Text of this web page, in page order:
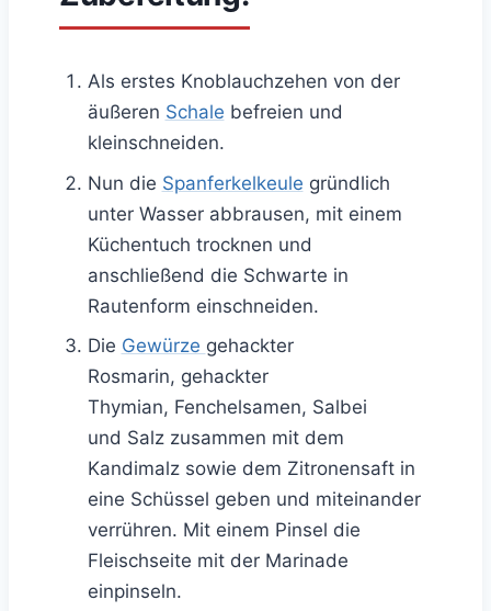
Als erstes Knoblauchzehen von der
äußeren Schale befreien und
kleinschneiden.
Nun die Spanferkelkeule gründlich
unter Wasser abbrausen, mit einem
Küchentuch trocknen und
anschließend die Schwarte in
Rautenform einschneiden.
Die Gewürze gehackter
Rosmarin, gehackter
Thymian, Fenchelsamen, Salbei
und Salz zusammen mit dem
Kandimalz sowie dem Zitronensaft in
eine Schüssel geben und miteinander
verrühren. Mit einem Pinsel die
Fleischseite mit der Marinade
einpinseln.